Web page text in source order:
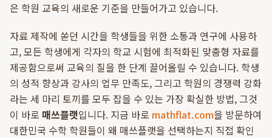
은 학원 교육의 새로운 기준을 만들어가고 있습니다.
자료 제작에 쏟던 시간을 학생들을 위한 소통과 연구에 사용하
고, 모든 학생에게 각자의 학교 시험에 최적화된 맞춤형 자료를
제공함으로써 교육의 질을 한 단계 끌어올릴 수 있습니다. 학생
의 성적 향상과 강사의 업무 만족도, 그리고 학원의 경쟁력 강화
라는 세 마리 토끼를 모두 잡을 수 있는 가장 확실한 방법, 그것
이 바로 매쓰플랫입니다. 지금 바로 mathflat.com을 방문하여
대한민국 수학 학원들이 왜 매쓰플랫을 선택하는지 직접 확인